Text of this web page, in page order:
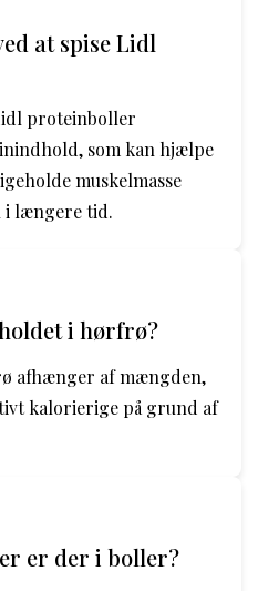
at spise Lidl
proteinboller
som kan hjælpe
muskelmasse
i længere tid.
i hørfrø?
afhænger af mængden,
kalorierige på grund af
er der i boller?